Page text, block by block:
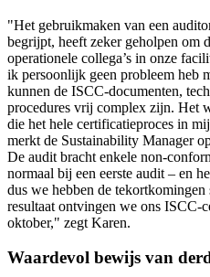
"Het gebruikmaken van een
begrijpt, heeft zeker geholpen om
operationele collega’s in onze
ik persoonlijk geen probleem heb
kunnen de ISCC-documenten,
procedures vrij complex zijn. Het
die het hele certificatieproces in
merkt de Sustainability Manager
De audit bracht enkele non-
normaal bij een eerste audit – en
dus we hebben de
resultaat ontvingen we ons ISCC-
oktober," zegt Karen.
Waardevol bewijs van